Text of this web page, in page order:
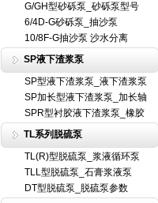
G/GH型砂砾泵_砂砾泵型号
6/4D-G砂砾泵_抽沙泵
10/8F-G抽沙泵 沙水分离
SP液下渣浆泵
SP型液下渣浆泵_液下渣浆泵
SP加长型液下渣浆泵_加长轴
SPR型衬胶液下渣浆泵_橡胶
TL系列脱硫泵
TL(R)型脱硫泵_浆液循环泵
TLL型脱硫泵_石膏浆液泵
DT型脱硫泵_脱硫泵参数